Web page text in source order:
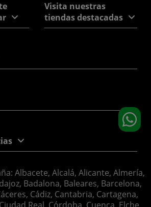
Visita nuestras
tiendas destacadas
Albacete, Alcalá, Alicante, Almería,
Badalona, Baleares, Barcelona,
Cádiz, Cantabria, Cartagena,
Real, Córdoba, Cuenca, Elche,